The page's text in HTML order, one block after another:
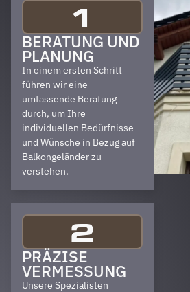
1
BERATUNG UND
PLANUNG
In einem ersten Schritt
führen wir eine
umfassende Beratung
durch, um Ihre
individuellen Bedürfnisse
und Wünsche in Bezug auf
Balkongeländer zu
verstehen.
2
PRÄZISE
VERMESSUNG
Unsere Spezialisten